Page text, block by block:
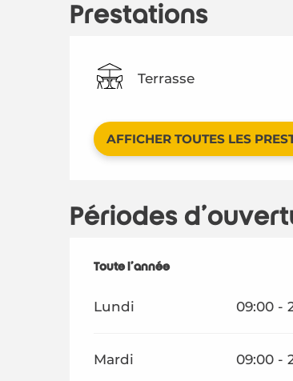
Prestations
Terrasse
AFFICHER TOUTES LES
Périodes
Toute l'année
Toute l'année
Lundi 09:00 -
Mardi 09:00 -